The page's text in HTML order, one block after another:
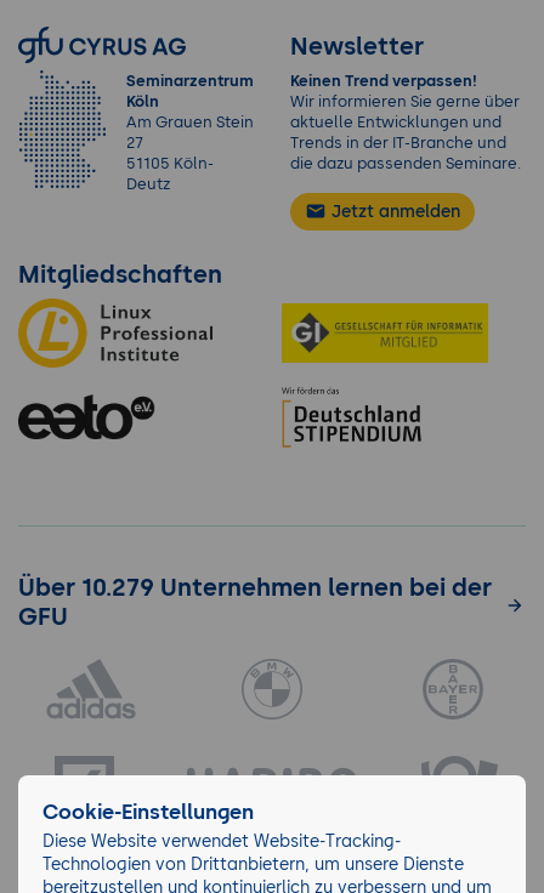
Seminarzentrum
Köln
Am Grauen Stein
27
51105 Köln-
Deutz
Newsletter
Keinen Trend verpassen!
Wir informieren Sie gerne über
aktuelle Entwicklungen und
Trends in der IT-Branche und
die dazu passenden Seminare.
Jetzt anmelden
Mitgliedschaften
Über 10.279 Unternehmen lernen bei der
GFU
Cookie-Einstellungen
Diese Website verwendet Website-Tracking-
Technologien von Drittanbietern, um unsere Dienste
bereitzustellen und kontinuierlich zu verbessern und um